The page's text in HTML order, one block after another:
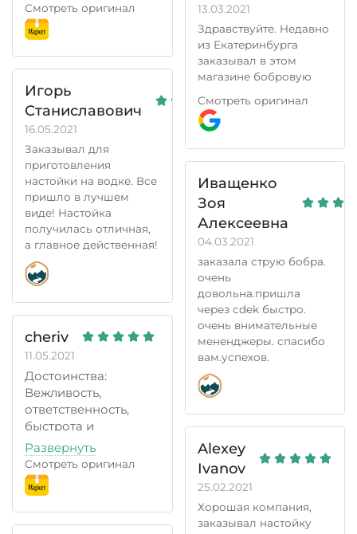
обьясняют это
усушкой утряской
при
транспортировке, но
происходит из за
того, что товар
взвешивается при
закупке самим
магазином, а при
реализации почему
то нет и убытки несет
покупатель, а не
продавец, хотя
конечно 10 грамм
это не так и
критично!
рекомендую
очень оперативно. 25
мая заказал. 26 мая
Московской области.
Порекомендовал этот
магазин своим
друзьям. Так держать!!!
Смотреть оригинал
Игорь
Станиславович
16.05.2021
Заказывал для
приготовления
настойки на водке. Все
пришло в лучшем
виде! Настойка
получилась отличная,
а главное действенная!
cheriv
11.05.2021
Достоинства:
Вежливость,
ответственность,
быстрота и
разумеется -
качество товара
Недостатки:
Скорее просьба -
проверить оф.сайт на
ошибки. Иногда
Развернуть
Смотреть оригинал
13.03.2021
Здравствуйте. Недавно
из Екатеринбурга
заказывал в этом
магазине бобровую
через 10 минут мне
перезвонили, всё
через 4 дня. Работают
очень хорошо я очень
рад, что есть такие
добросовестный люди.
Смотреть оригинал
Иващенко
Зоя
Алексеевна
04.03.2021
заказала струю бобра.
очень
довольна.пришла
через cdek быстро.
очень внимательные
мененджеры. спасибо
вам.успехов.
Alexey
Ivanov
25.02.2021
Хорошая компания,
заказывал настойку